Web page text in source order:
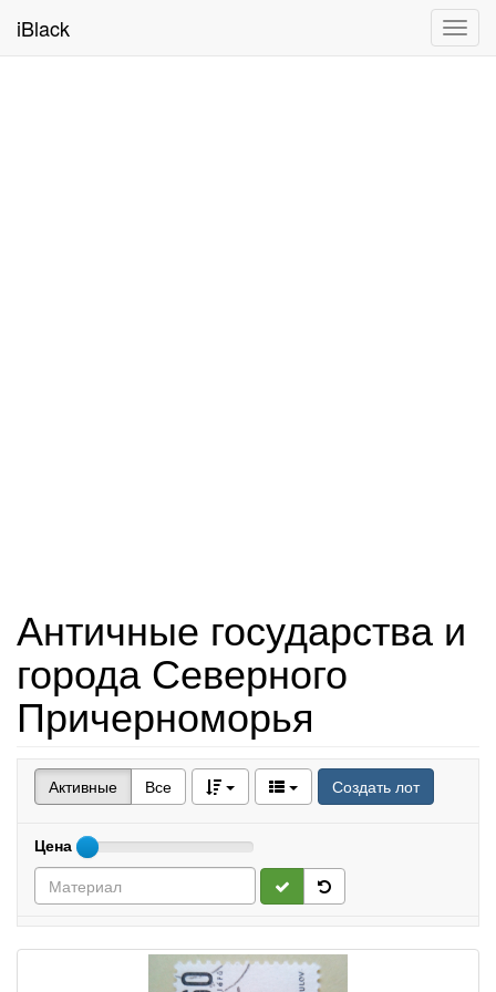
iBlack
Античные государства и
города Северного
Причерноморья
Активные Все Создать лот
Цена